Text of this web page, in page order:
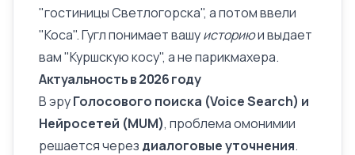
"гостиницы Светлогорска", а потом ввели
"Коса". Гугл понимает вашуисториюи выдает
вам "Куршскую косу", а не парикмахера.
Актуальность в 2026 году
В эруГолосового поиска (Voice Search) и
Нейросетей (MUM), проблема омонимии
решается через диалоговые уточнения.